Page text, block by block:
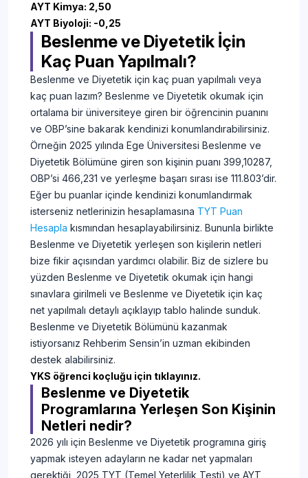
AYT Kimya: 2,50
AYT Biyoloji: -0,25
Beslenme ve Diyetetik İçin
Kaç Puan Yapılmalı?
Beslenme ve Diyetetik için kaç puan yapılmalı veya
kaç puan lazım? Beslenme ve Diyetetik okumak için
ortalama bir üniversiteye giren bir öğrencinin puanını
ve OBP’sine bakarak kendinizi konumlandırabilirsiniz.
Örneğin 2025 yılında Ege Üniversitesi Beslenme ve
Diyetetik Bölümüne giren son kişinin puanı 399,10287,
OBP’si 466,231 ve yerleşme başarı sırası ise 111.803’dir.
Eğer bu puanlar içinde kendinizi konumlandırmak
isterseniz netlerinizin hesaplamasına TYT Puan
Hesapla kısmından hesaplayabilirsiniz. Bununla birlikte
Beslenme ve Diyetetik yerleşen son kişilerin netleri
bize fikir açısından yardımcı olabilir. Biz de sizlere bu
yüzden Beslenme ve Diyetetik okumak için hangi
sınavlara girilmeli ve Beslenme ve Diyetetik için kaç
net yapılmalı detaylı açıklayıp tablo halinde sunduk.
Beslenme ve Diyetetik Bölümünü kazanmak
istiyorsanız Rehberim Sensin’in uzman ekibinden
destek alabilirsiniz.
YKS öğrenci koçluğu için tıklayınız.
Beslenme ve Diyetetik
Programlarına Yerleşen Son Kişinin
Netleri nedir?
2026 yılı için Beslenme ve Diyetetik programına giriş
yapmak isteyen adayların ne kadar net yapmaları
gerektiği, 2025 TYT (Temel Yeterlilik Testi) ve AYT